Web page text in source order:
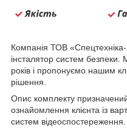
Компанія ТОВ
інсталятор систем
років і пропонуємо нашим
рішення.
Опис комплекту
ознайомлення клієнта із
систем